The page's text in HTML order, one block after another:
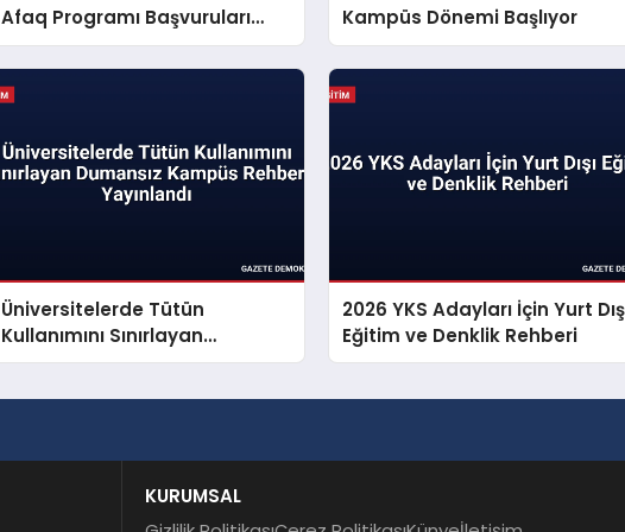
Afaq Programı Başvuruları
Başlıyor
Kampüs Dönemi Başlıyor
Üniversitelerde Tütün
Kullanımını Sınırlayan
Dumansız Kampüs Rehberi
2026 YKS Adayları İçin Yurt
Eğitim ve Denklik Rehberi
KURUMSAL